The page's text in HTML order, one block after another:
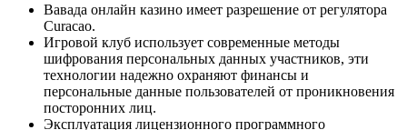
Вавада онлайн казино имеет разрешение от регулятора
Curacao.
Игровой клуб использует современные методы
шифрования персональных данных участников, эти
технологии надежно охраняют финансы и
персональные данные пользователей от проникновения
посторонних лиц.
Эксплуатация лицензионного программного